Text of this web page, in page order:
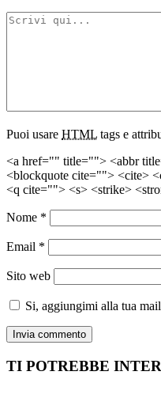
Puoi usare HTML tags e
<a href="" title=""> <abbr
<blockquote cite=""> <cite>
<q cite=""> <s> <strike>
Nome *
Email *
Sito web
Si, aggiungimi alla tua
TI POTREBBE